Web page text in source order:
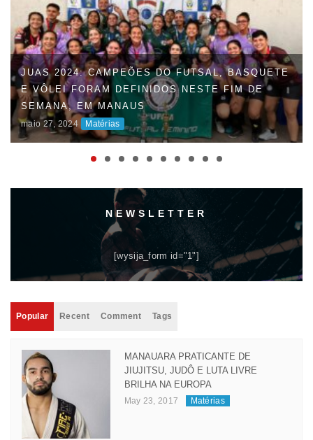
JUAS 2024: CAMPEÕES DO FUTSAL, BASQUETE
E VÔLEI FORAM DEFINIDOS NESTE FIM DE
SEMANA, EM MANAUS
maio 27, 2024 Matérias
NEWSLETTER
[wysija_form id="1"]
Popular Recent Comment Tags
MANAUARA PRATICANTE DE
JIUJITSU, JUDÔ E LUTA LIVRE
BRILHA NA EUROPA
May 23, 2017 Matérias